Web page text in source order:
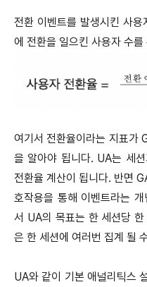
전환 이벤트를 발생시킨 사
에 전환을 일으킨 사용자 수
여기서 전환율이라는 지표가
을 알아야 됩니다. UA는 세
전환율 계산이 됩니다. 반면
호작용을 통해 이벤트라는
서 UA의 목표는 한 세션당
은 한 세션에 여러번 집계 될
UA와 같이 기본 애널리틱스